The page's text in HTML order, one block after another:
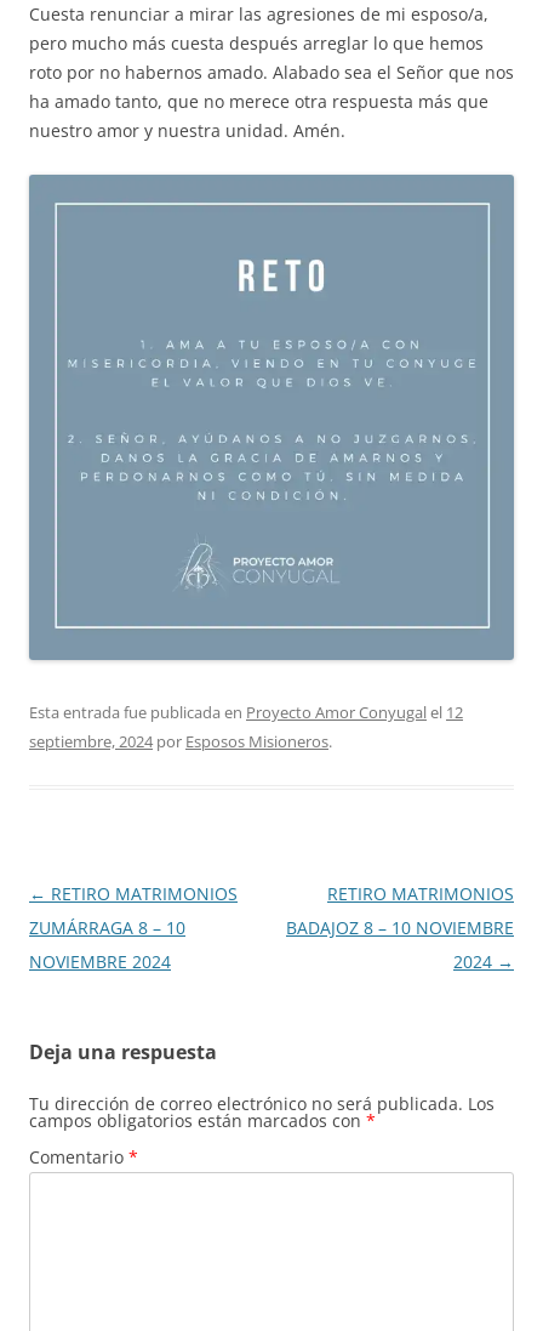
Cuesta renunciar a mirar las agresiones de mi esposo/a,
pero mucho más cuesta después arreglar lo que hemos
roto por no habernos amado. Alabado sea el Señor que nos
ha amado tanto, que no merece otra respuesta más que
nuestro amor y nuestra unidad. Amén.
Esta entrada fue publicada en Proyecto Amor Conyugalel 12
septiembre, 2024por Esposos Misioneros.
Navegación
de
entradas
← RETIRO MATRIMONIOS
ZUMÁRRAGA 8 – 10
NOVIEMBRE 2024
RETIRO MATRIMONIOS
BADAJOZ 8 – 10 NOVIEMBRE
2024 →
Deja una respuesta
Tu dirección de correo electrónico no será publicada. Los
campos obligatorios están marcados con *
Comentario *